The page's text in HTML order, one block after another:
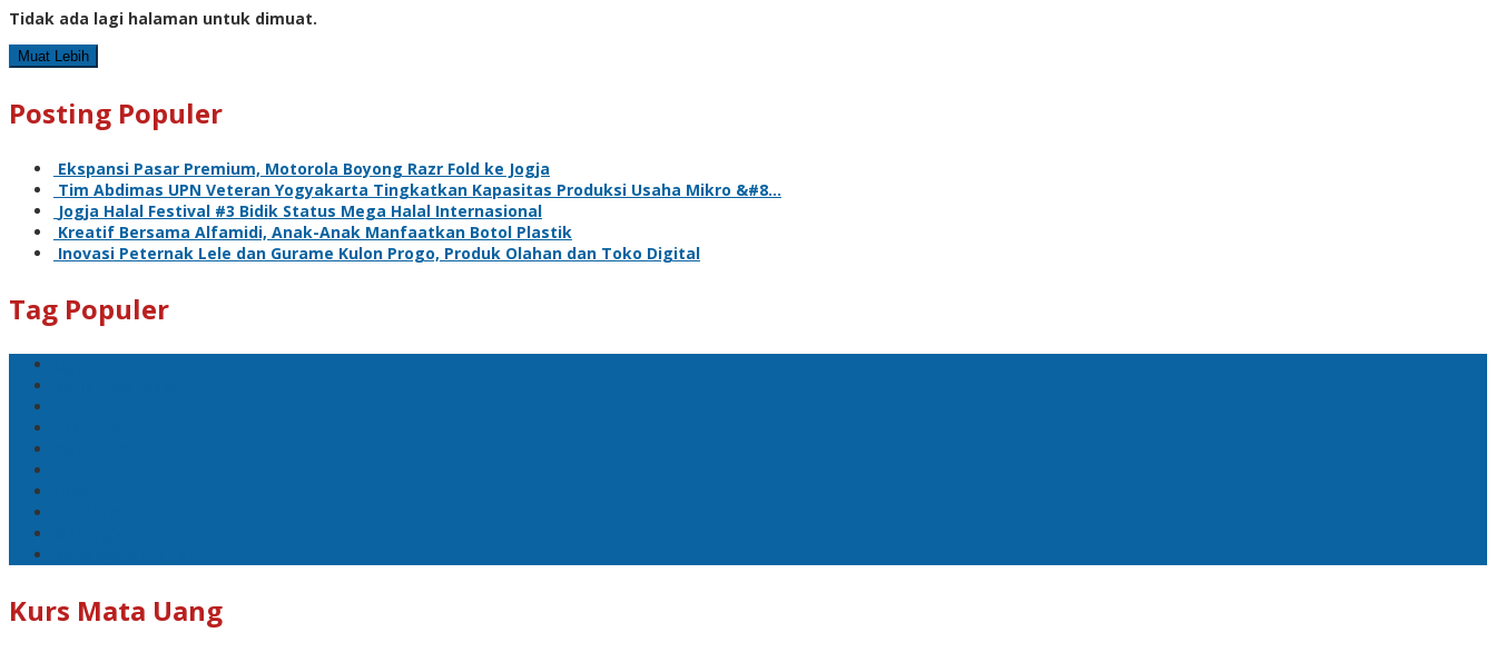
Tidak ada lagi halaman untuk dimuat.
Muat Lebih
Posting Populer
Ekspansi Pasar Premium, Motorola Boyong Razr Fold ke Jogja
Tim Abdimas UPN Veteran Yogyakarta Tingkatkan Kapasitas Produksi Usaha Mikro &#8…
Jogja Halal Festival #3 Bidik Status Mega Halal Internasional
Kreatif Bersama Alfamidi, Anak-Anak Manfaatkan Botol Plastik
Inovasi Peternak Lele dan Gurame Kulon Progo, Produk Olahan dan Toko Digital
Tag Populer
Kurs Mata Uang